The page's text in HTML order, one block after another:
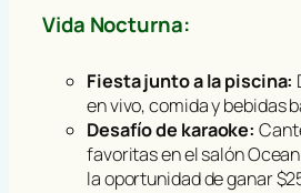
Vida Nocturna:
Fiesta junto a la piscina:
en vivo, comida y bebidas
Desafío de karaoke:
favoritas en el salón
la oportunidad de ganar